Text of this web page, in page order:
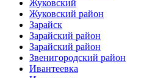
Жуковский
Жуковский район
Зарайск
Зарайский район
Зарайский район
Звенигородский район
Ивантеевка